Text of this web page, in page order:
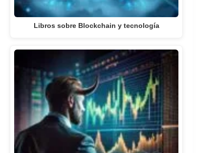
Libros sobre Blockchain y tecnología